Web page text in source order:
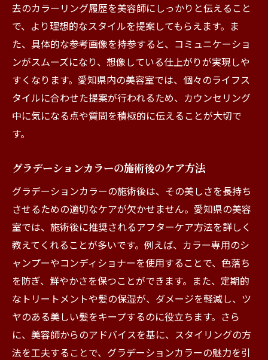
去のカラーリング履歴を美容師にしっかりと伝えること
で、より理想的なスタイルを提案してもらえます。ま
た、具体的な参考画像を持参すると、コミュニケーショ
ンがスムーズになり、想像している仕上がりが実現しや
すくなります。愛知県内の美容室では、個々のライフス
タイルに合わせた提案が行われるため、カウンセリング
中に気になる点や質問を積極的に伝えることが大切で
す。
グラデーションカラーの施術後のケア方法
グラデーションカラーの施術後は、その美しさを長持ち
させるための適切なケアが欠かせません。愛知県の美容
室では、施術後に推奨されるアフターケア方法を詳しく
教えてくれることが多いです。例えば、カラー専用のシ
ャンプーやコンディショナーを使用することで、色落ち
を防ぎ、鮮やかさを保つことができます。また、定期的
なトリートメントや髪の保湿が、ダメージを軽減し、ツ
ヤのある美しい髪をキープするのに役立ちます。さら
に、美容師からのアドバイスを基に、スタイリングの方
法を工夫することで、グラデーションカラーの魅力を引